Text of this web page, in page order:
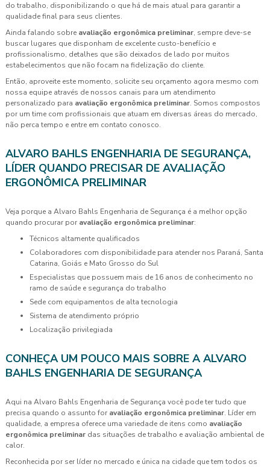
do trabalho, disponibilizando o que há de mais atual para garantir a
qualidade final para seus clientes.
Ainda falando sobre avaliação ergonômica preliminar, sempre deve-se
buscar lugares que disponham de excelente custo-benefício e
profissionalismo, detalhes que são deixados de lado por muitos
estabelecimentos que não focam na fidelização do cliente.
Então, aproveite este momento, solicite seu orçamento agora mesmo com
nossa equipe através de nossos canais para um atendimento
personalizado para avaliação ergonômica preliminar. Somos compostos
por um time com profissionais que atuam em diversas áreas do mercado,
não perca tempo e entre em contato conosco.
ALVARO BAHLS ENGENHARIA DE SEGURANÇA,
LÍDER QUANDO PRECISAR DE AVALIAÇÃO
ERGONÔMICA PRELIMINAR
Veja porque a Alvaro Bahls Engenharia de Segurança é a melhor opção
quando procurar por avaliação ergonômica preliminar:
técnicos altamente qualificados
colaboradores com disponibilidade para atender nos Paraná, Santa
Catarina, Goiás e Mato Grosso do Sul
especialistas que possuem mais de 16 anos de conhecimento no
ramo de saúde e segurança do trabalho
sede com equipamentos de alta tecnologia
sistema de atendimento próprio
localização privilegiada
CONHEÇA UM POUCO MAIS SOBRE A ALVARO
BAHLS ENGENHARIA DE SEGURANÇA
Aqui na Alvaro Bahls Engenharia de Segurança você pode ter tudo que
precisa quando o assunto for avaliação ergonômica preliminar. Líder em
qualidade, a empresa oferece uma variedade de itens como avaliação
ergonômica preliminar das situações de trabalho e avaliação ambiental de
calor.
Reconhecida por ser líder no mercado e única na cidade que tem todos os